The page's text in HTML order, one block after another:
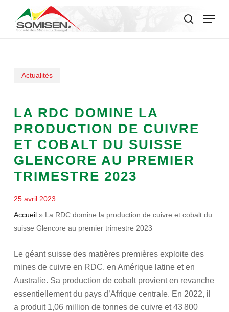
Menu
Actualités
LA RDC DOMINE LA
PRODUCTION DE CUIVRE
ET COBALT DU SUISSE
GLENCORE AU PREMIER
TRIMESTRE 2023
25 avril 2023
Accueil» La RDC domine la production de cuivre et cobalt du
suisse Glencore au premier trimestre 2023
Le géant suisse des matières premières exploite des
mines de cuivre en RDC, en Amérique latine et en
Australie. Sa production de cobalt provient en revanche
essentiellement du pays d’Afrique centrale. En 2022, il
a produit 1,06 million de tonnes de cuivre et 43 800